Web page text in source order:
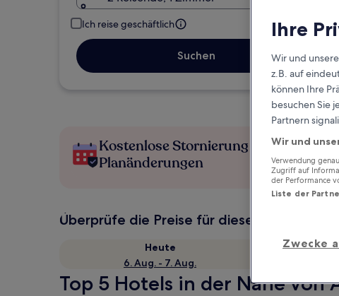
Ich reise geschäftlich
Suchen
Kostenlose Stornierung bei
Planänderungen
Überprüfe die Preise für diese Daten
Heute
6. Aug. - 7. Aug.
Top 5 Hotels in der Nähe von
Ihre
Wir und unsere
z.B. auf
können Ihre
besuchen Sie
Partnern
Wir und
Verwendung
Zugriff auf
der Performance
Liste der
Zwecke